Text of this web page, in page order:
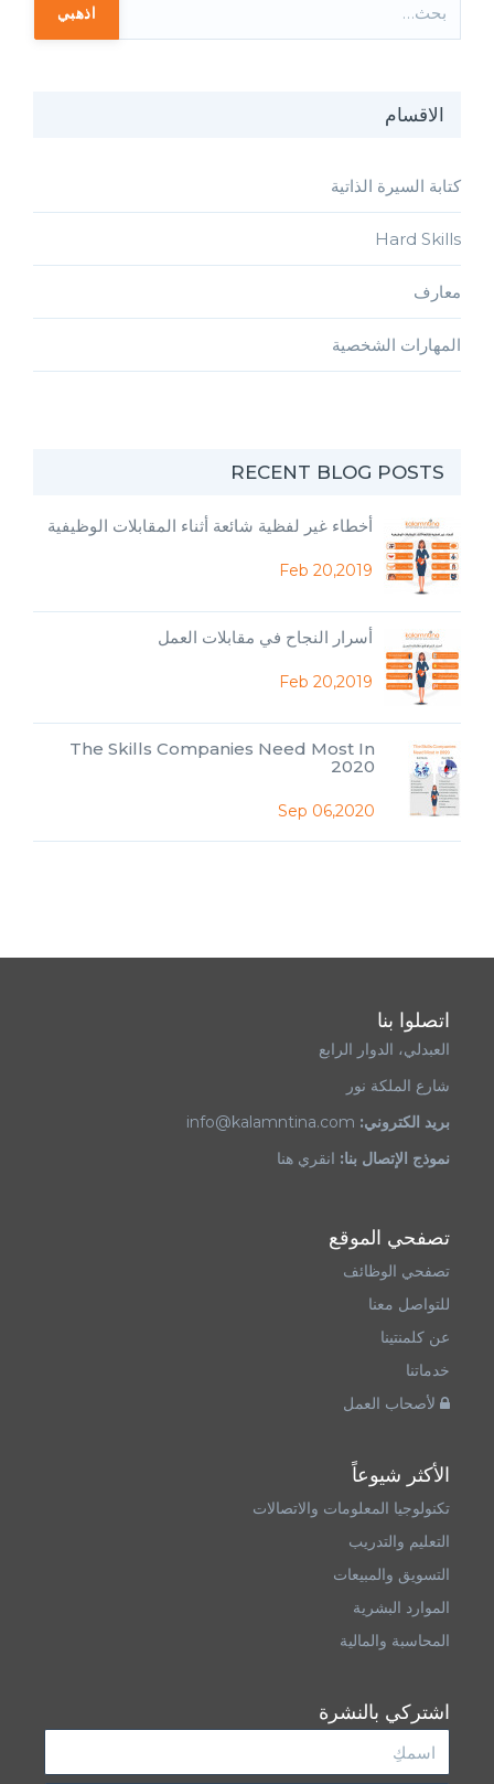
اذهبي
الاقسام
كتابة السيرة الذاتية
Hard Skills
معارف
المهارات الشخصية
RECENT BLOG POSTS
أخطاء غير لفظية شائعة أثناء المقابلات الوظيفية
Feb 20,2019
أسرار النجاح في مقابلات العمل
Feb 20,2019
The Skills Companies Need Most In
2020
Sep 06,2020
اتصلوا بنا
العبدلي، الدوار الرابع
شارع الملكة نور
بريد الكتروني: info@kalamntina.com
نموذج الإتصال بنا: انقري هنا
تصفحي الموقع
تصفحي الوظائف
للتواصل معنا
عن كلمنتينا
خدماتنا
لأصحاب العمل
الأكثر شيوعاً
تكنولوجيا المعلومات والاتصالات
التعليم والتدريب
التسويق والمبيعات
الموارد البشرية
المحاسبة والمالية
اشتركي بالنشرة